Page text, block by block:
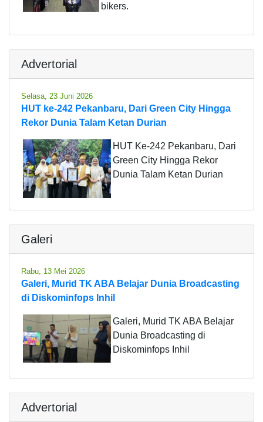
bikers.
Advertorial
Selasa, 23 Juni 2026
HUT ke-242 Pekanbaru, Dari Green City Hingga
Rekor Dunia Talam Ketan Durian
HUT Ke-242 Pekanbaru, Dari
Green City Hingga Rekor
Dunia Talam Ketan Durian
Galeri
Rabu, 13 Mei 2026
Galeri, Murid TK ABA Belajar Dunia Broadcasting
di Diskominfops Inhil
Galeri, Murid TK ABA Belajar
Dunia Broadcasting di
Diskominfops Inhil
Advertorial